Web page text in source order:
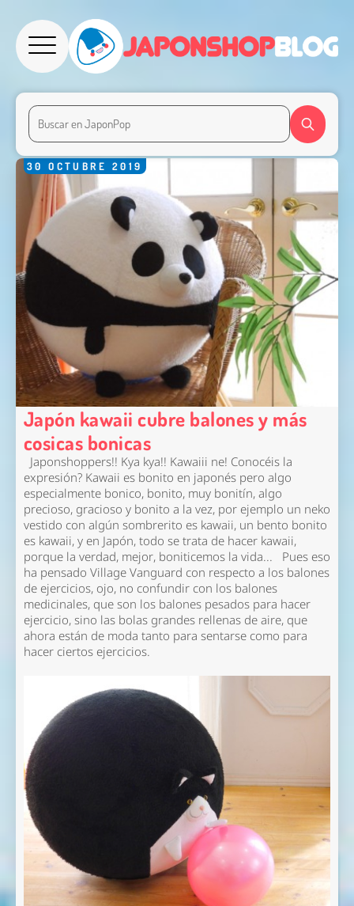
30 OCTUBRE 2019
Japón kawaii cubre balones y más
cosicas bonicas
Japonshoppers!! Kya kya!! Kawaiii ne! Conocéis la
expresión? Kawaii es bonito en japonés pero algo
especialmente bonico, bonito, muy bonitín, algo
precioso, gracioso y bonito a la vez, por ejemplo un neko
vestido con algún sombrerito es kawaii, un bento bonito
es kawaii, y en Japón, todo se trata de hacer kawaii,
porque la verdad, mejor, boniticemos la vida... Pues eso
ha pensado Village Vanguard con respecto a los balones
de ejercicios, ojo, no confundir con los balones
medicinales, que son los balones pesados para hacer
ejercicio, sino las bolas grandes rellenas de aire, que
ahora están de moda tanto para sentarse como para
hacer ciertos ejercicios.